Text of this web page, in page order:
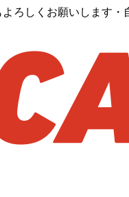
ろしくお願いします